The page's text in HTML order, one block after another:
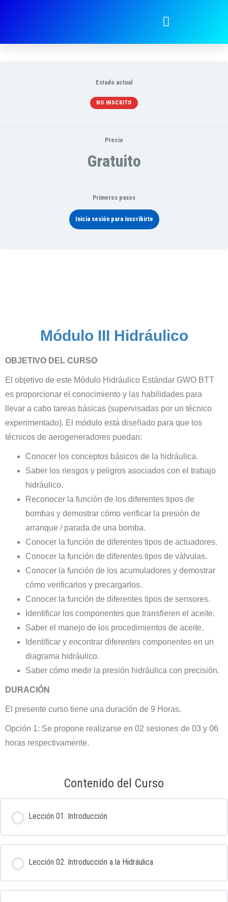
Estado actual
NO INSCRITO
Precio
Gratuito
Primeros pasos
Inicia sesión para inscribirte
Módulo III Hidráulico
OBJETIVO DEL CURSO
El objetivo de este Módulo Hidráulico Estándar GWO BTT
es proporcionar el conocimiento y las habilidades para
llevar a cabo tareas básicas (supervisadas por un técnico
experimentado). El módulo está diseñado para que los
técnicos de aerogeneradores puedan:
Conocer los conceptos básicos de la hidráulica.
Saber los riesgos y peligros asociados con el trabajo
hidráulico.
Reconocer la función de los diferentes tipos de
bombas y demostrar cómo verificar la presión de
arranque / parada de una bomba.
Conocer la función de diferentes tipos de actuadores.
Conocer la función de diferentes tipos de válvulas.
Conocer la función de los acumuladores y demostrar
cómo verificarlos y precargarlos.
Conocer la función de diferentes tipos de sensores.
Identificar los componentes que transfieren el aceite.
Saber el manejo de los procedimientos de aceite.
Identificar y encontrar diferentes componentes en un
diagrama hidráulico.
Saber cómo medir la presión hidráulica con precisión.
DURACIÓN
El presente curso tiene una duración de 9 Horas.
Opción 1: Se propone realizarse en 02 sesiones de 03 y 06
horas respectivamente.
Contenido del Curso
Lección 01. Introducción
Lección 02. Introducción a la Hidráulica